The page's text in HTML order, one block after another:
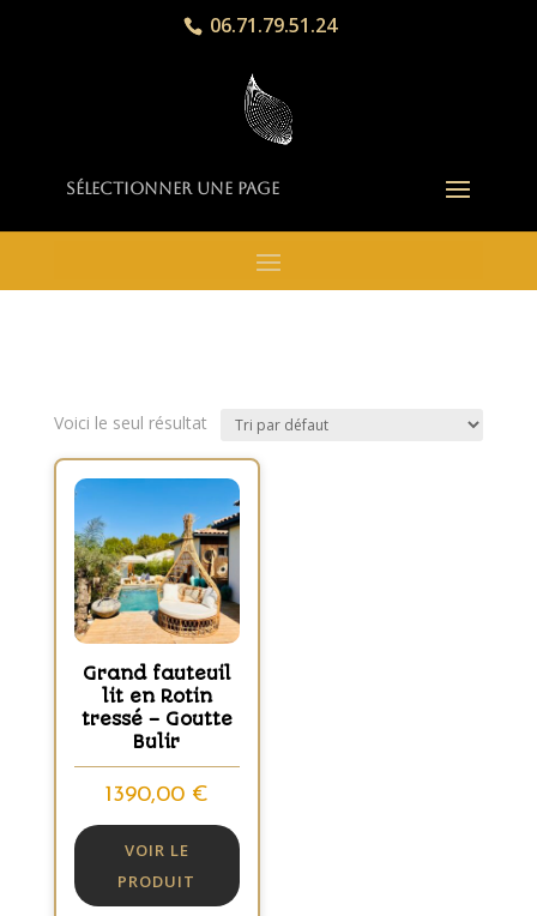
06.71.79.51.24
Sélectionner une page
Voici le seul résultat
Grand fauteuil
lit en Rotin
tressé – Goutte
Bulir
1390,00 €
VOIR LE
PRODUIT